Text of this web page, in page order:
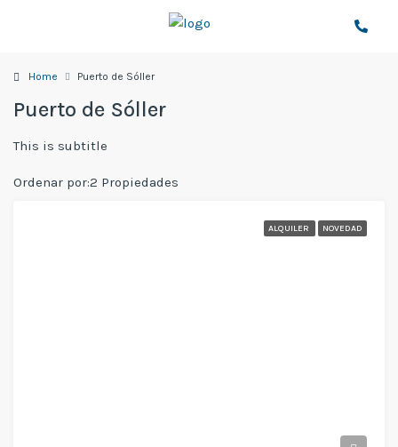
Home Puerto de Sóller
Puerto de Sóller
This is subtitle
2 Propiedades
Ordenar por:
ALQUILER NOVEDAD